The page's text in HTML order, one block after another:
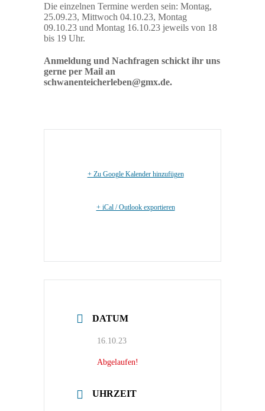
Die einzelnen Termine werden sein: Montag,
25.09.23, Mittwoch 04.10.23, Montag
09.10.23 und Montag 16.10.23 jeweils von 18
bis 19 Uhr.
Anmeldung und Nachfragen schickt ihr uns
gerne per Mail an
schwanenteicherleben@gmx.de.
+ Zu Google Kalender hinzufügen
+ iCal / Outlook exportieren
DATUM
16.10.23
Abgelaufen!
UHRZEIT